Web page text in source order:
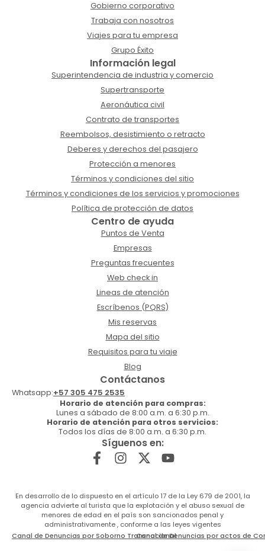
Gobierno corporativo
Trabaja con nosotros
Viajes para tu empresa
Grupo Éxito
Información legal
Superintendencia de industria y comercio
Supertransporte
Aeronáutica civil
Contrato de transportes
Reembolsos, desistimiento o retracto
Deberes y derechos del pasajero
Protección a menores
Términos y condiciones del sitio
Términos y condiciones de los servicios y promociones
Política de protección de datos
Centro de ayuda
Puntos de Venta
Empresas
Preguntas frecuentes
Web check in
Lineas de atención
Escríbenos (PQRS)
Mis reservas
Mapa del sitio
Requisitos para tu viaje
Blog
Contáctanos
Whatsapp:+57 305 475 2535
Horario de atención para compras:
Lunes a sábado de 8:00 a.m. a 6:30 p.m.
Horario de atención para otros servicios:
Todos los días de 8:00 a.m. a 6:30 p.m.
Síguenos en:
En desarrollo de lo dispuesto en el artículo 17 de la Ley 679 de 2001, la
agencia advierte al turista que la explotación y el abuso sexual de
menores de edad en el país son sancionados penal y
administrativamente , conforme a las leyes vigentes
Canal de Denuncias por Soborno TransnacionalCanal de Denuncias por actos de